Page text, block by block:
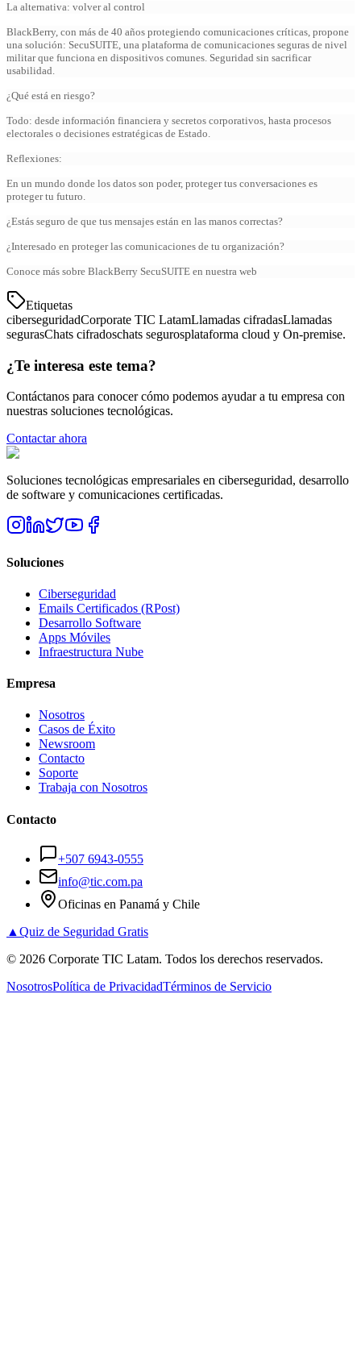
La alternativa: volver al control
BlackBerry, con más de 40 años protegiendo comunicaciones críticas, propone
una solución: SecuSUITE, una plataforma de comunicaciones seguras de nivel
militar que funciona en dispositivos comunes. Seguridad sin sacrificar
usabilidad.
¿Qué está en riesgo?
Todo: desde información financiera y secretos corporativos, hasta procesos
electorales o decisiones estratégicas de Estado.
Reflexiones:
En un mundo donde los datos son poder, proteger tus conversaciones es
proteger tu futuro.
¿Estás seguro de que tus mensajes están en las manos correctas?
¿Interesado en proteger las comunicaciones de tu organización?
Conoce más sobre BlackBerry SecuSUITE en nuestra web
Etiquetas
ciberseguridadCorporate TIC LatamLlamadas cifradasLlamadas
segurasChats cifradoschats segurosplataforma cloud y On-premise.
¿Te interesa este tema?
Contáctanos para conocer cómo podemos ayudar a tu empresa con
nuestras soluciones tecnológicas.
Contactar ahora
Soluciones tecnológicas empresariales en ciberseguridad, desarrollo
de software y comunicaciones certificadas.
Soluciones
Ciberseguridad
Emails Certificados (RPost)
Desarrollo Software
Apps Móviles
Infraestructura Nube
Empresa
Nosotros
Casos de Éxito
Newsroom
Contacto
Soporte
Trabaja con Nosotros
Contacto
+507 6943-0555
info@tic.com.pa
Oficinas en Panamá y Chile
▲ Quiz de Seguridad Gratis
© 2026 Corporate TIC Latam. Todos los derechos reservados.
NosotrosPolítica de PrivacidadTérminos de Servicio